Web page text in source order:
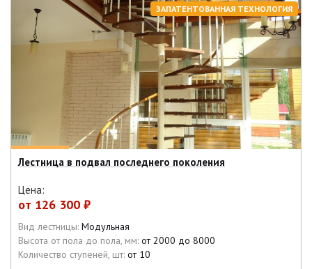
ЗАПАТЕНТОВАННАЯ ТЕХНОЛОГИЯ
Лестница в подвал последнего поколения
Цена:
от 126 300 ₽
Вид лестницы: Модульная
Высота от пола до пола, мм: от 2000 до 8000
Количество ступеней, шт: от 10